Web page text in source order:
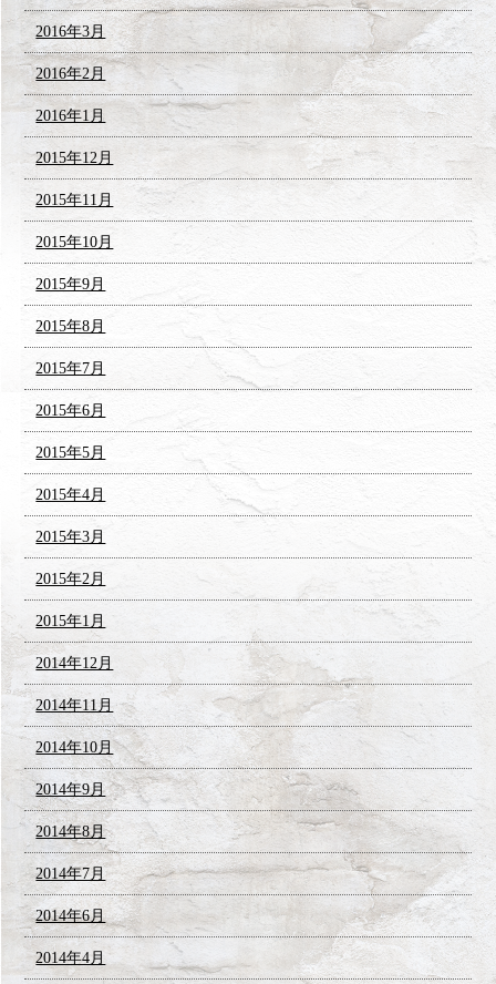
2016年3月
2016年2月
2016年1月
2015年12月
2015年11月
2015年10月
2015年9月
2015年8月
2015年7月
2015年6月
2015年5月
2015年4月
2015年3月
2015年2月
2015年1月
2014年12月
2014年11月
2014年10月
2014年9月
2014年8月
2014年7月
2014年6月
2014年4月